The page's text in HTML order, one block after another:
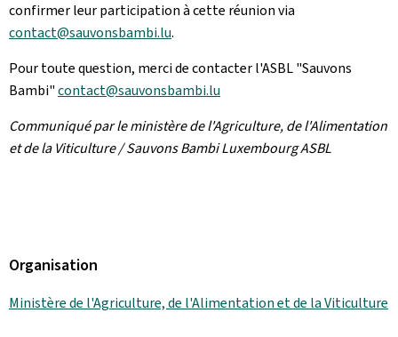
confirmer leur participation à cette réunion via
contact@sauvonsbambi.lu.
Pour toute question, merci de contacter l'ASBL "Sauvons
Bambi"contact@sauvonsbambi.lu
Communiqué par le ministère de l'Agriculture, de l'Alimentation
et de la Viticulture / Sauvons Bambi Luxembourg ASBL
Organisation
Ministère de l'Agriculture, de l'Alimentation et de la Viticulture